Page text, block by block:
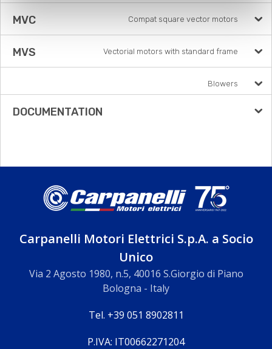
MVC Compat square vector motors
MVS Vectorial motors with standard frame
Blowers
DOCUMENTATION
Carpanelli Motori Elettrici S.p.A. a Socio
Unico
Via 2 Agosto 1980, n.5, 40016 S.Giorgio di Piano
Bologna - Italy
Tel. +39 051 8902811
P.IVA: IT00662271204